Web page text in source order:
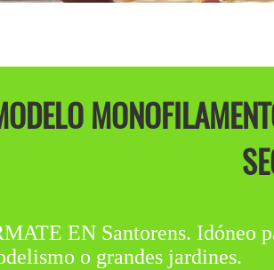
EN Santorens. Idóneo
o grandes jardines.